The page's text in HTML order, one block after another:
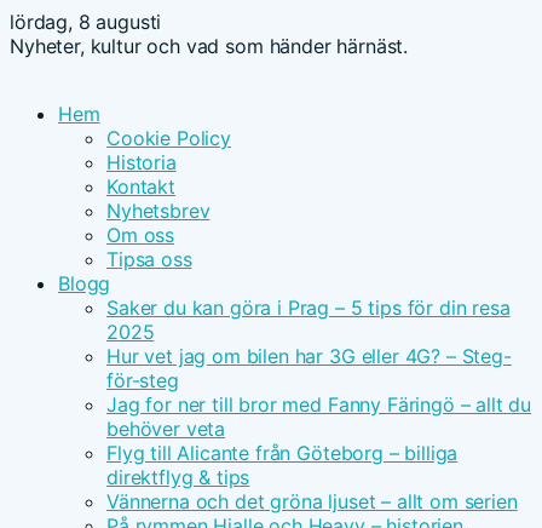
lördag, 8 augusti
Nyheter, kultur och vad som händer härnäst.
Hem
Cookie Policy
Historia
Kontakt
Nyhetsbrev
Om oss
Tipsa oss
Blogg
Saker du kan göra i Prag – 5 tips för din resa
2025
Hur vet jag om bilen har 3G eller 4G? – Steg-
för-steg
Jag for ner till bror med Fanny Färingö – allt du
behöver veta
Flyg till Alicante från Göteborg – billiga
direktflyg & tips
Vännerna och det gröna ljuset – allt om serien